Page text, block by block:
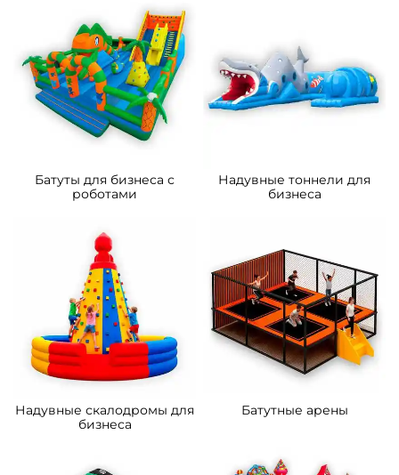
Батуты для бизнеса с
роботами
Надувные тоннели для
бизнеса
Надувные скалодромы для
бизнеса
Батутные арены